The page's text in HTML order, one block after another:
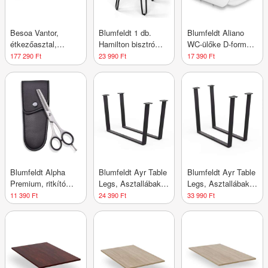
Besoa Vantor,
étkezőasztal,
akácfa,
vaskonstrukció, 175
x 78 x 90 cm, fa
177 290 Ft
Blumfeldt 1 db.
Hamilton bisztró
szék Ø33 cm Fa
acélkeret
23 990 Ft
Blumfeldt Aliano
WC-ülőke D-forma,
lassú záródás,
antibakteriális
17 390 Ft
Blumfeldt Alpha
Premium, ritkító
olló, extra éles,
egyoldalas
11 390 Ft
Blumfeldt Ayr Table
Legs, Asztallábak
62 x 43 cm, fém
24 390 Ft
Blumfeldt Ayr Table
Legs, Asztallábak
82 x 72 cm, fém
33 990 Ft